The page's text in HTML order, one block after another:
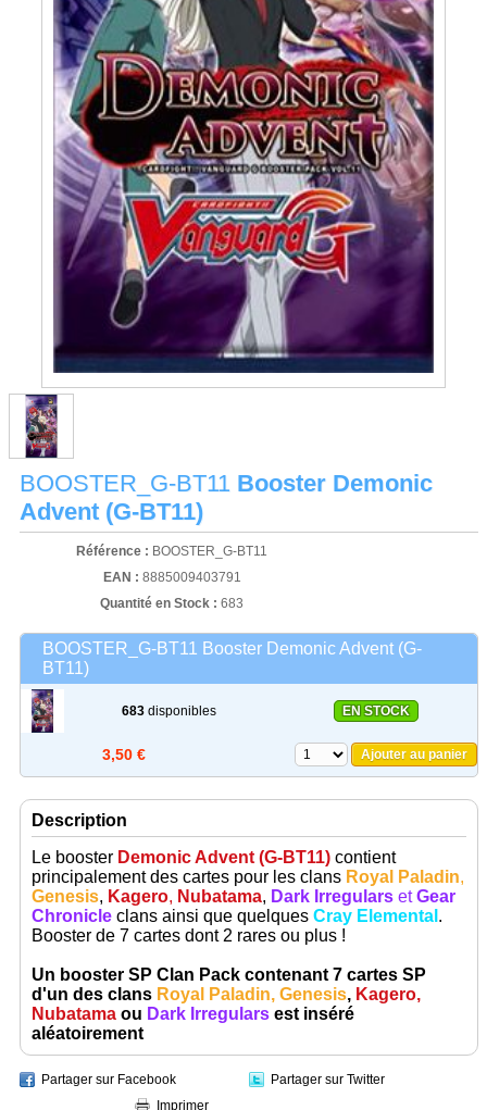
BOOSTER_G-BT11 Booster Demonic
Advent (G-BT11)
Référence : BOOSTER_G-BT11
EAN : 8885009403791
Quantité en Stock : 683
BOOSTER_G-BT11 Booster Demonic Advent (G-
BT11)
683 disponibles EN STOCK
3,50 € Ajouter au panier
Description
Le booster Demonic Advent (G-BT11) contient
principalement des cartes pour les clans Royal Paladin,
Genesis, Kagero, Nubatama, Dark Irregulars etGear
Chronicle clans ainsi que quelques Cray Elemental .
Booster de 7 cartes dont 2 rares ou plus !
Un booster SP Clan Pack contenant 7 cartes SP
d'un des clans Royal Paladin, Genesis, Kagero,
Nubatama ou Dark Irregulars est inséré
aléatoirement
Partager sur Facebook
Partager sur Twitter
Imprimer